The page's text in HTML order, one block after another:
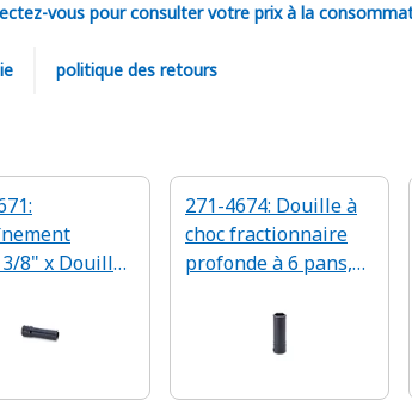
vous pour consulter votre prix à la
politique des retours
8" x Douille
271-4674: Douille à
choc fractionnaire
profonde à 6 pans,